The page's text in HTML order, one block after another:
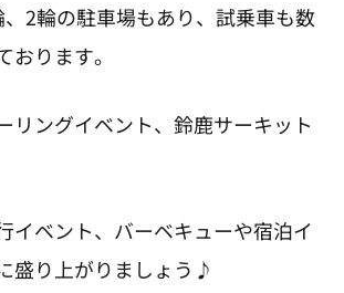
2輪の駐車場もあり、試乗車も数
おります。
リングイベント、鈴鹿サーキット
イベント、バーベキューや宿泊イ
盛り上がりましょう♪